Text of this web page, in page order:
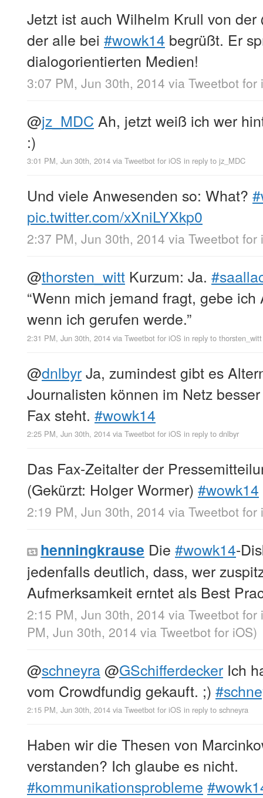
Jetzt ist auch Wilhelm Krull von der
der alle bei #wowk14 begrüßt. Er
dialogorientierten Medien!
3:07 PM, Jun 30th, 2014 via Tweetbot for
@jz_MDC Ah, jetzt weiß ich wer
:)
3:01 PM, Jun 30th, 2014 via Tweetbot for iΟS in reply to jz_MDC
Und viele Anwesenden so: What?
pic.twitter.com/xXniLYXkp0
2:37 PM, Jun 30th, 2014 via Tweetbot for
@thorsten_witt Kurzum: Ja.
“Wenn mich jemand fragt, gebe ich
wenn ich gerufen werde.”
2:31 PM, Jun 30th, 2014 via Tweetbot for iΟS in reply to thorsten_witt
@dnlbyrJa, zumindest gibt es
Journalisten können im Netz
Fax steht. #wowk14
2:25 PM, Jun 30th, 2014 via Tweetbot for iΟS in reply to dnlbyr
Das Fax-Zeitalter der
(Gekürzt: Holger Wormer) #wowk14
2:19 PM, Jun 30th, 2014 via Tweetbot for
henningkrause Die #wowk14-
jedenfalls deutlich, dass, wer
Aufmerksamkeit erntet als Best
2:15 PM, Jun 30th, 2014 via Tweetbot for
PM, Jun 30th, 2014 via Tweetbot for iΟS)
@schneyra@GSchifferdecker Ich
vom Crowdfundig gekauft. ;)
2:15 PM, Jun 30th, 2014 via Tweetbot for iΟS in reply to schneyra
Haben wir die Thesen von
verstanden? Ich glaube es nicht.
#kommunikationsprobleme